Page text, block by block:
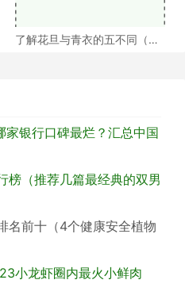
了解花旦与青衣的五不同（浅
家银行口碑最烂？汇总中国
榜（推荐几篇最经典的双男
名前十（4个健康安全植物
小龙虾圈内最火小鲜肉